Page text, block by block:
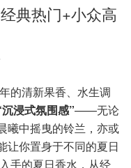
典热门+小众高
的清新果香、水生调
沉浸式氛围感”——无论
曦中摇曳的铃兰，亦或
让你置身于不同的夏日
手的夏日香水，从经